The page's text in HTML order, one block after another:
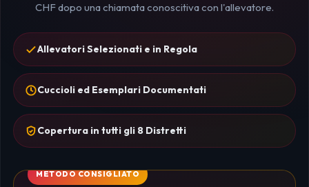
CHF dopo una chiamata conoscitiva con l'allevatore.
Allevatori Selezionati e in Regola
Cuccioli ed Esemplari Documentati
Copertura in tutti gli 8 Distretti